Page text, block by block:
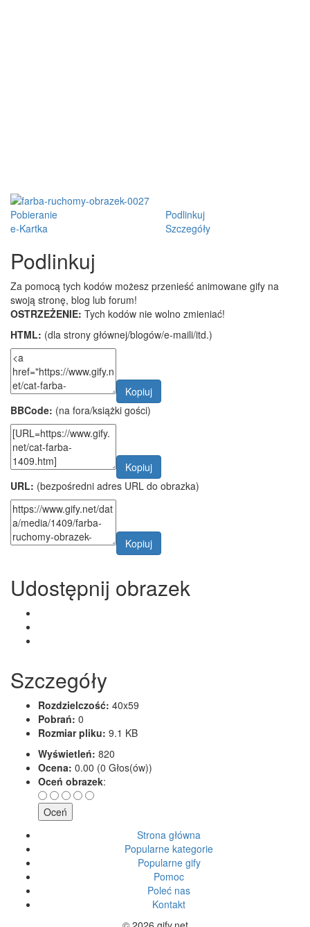
Pobieranie
Podlinkuj
e-Kartka
Szczegóły
Podlinkuj
Za pomocą tych kodów możesz przenieść animowane gify na
swoją stronę, blog lub forum!
OSTRZEŻENIE: Tych kodów nie wolno zmieniać!
HTML: (dla strony głównej/blogów/e-maili/itd.)
Kopiuj
BBCode: (na fora/książki gości)
Kopiuj
URL: (bezpośredni adres URL do obrazka)
Kopiuj
Udostępnij obrazek
Szczegóły
Rozdzielczość: 40x59
Pobrań: 0
Rozmiar pliku: 9.1 KB
Wyświetleń: 820
Ocena: 0.00 (0 Głos(ów))
Oceń obrazek:
Strona główna
Popularne kategorie
Popularne gify
Pomoc
Poleć nas
Kontakt